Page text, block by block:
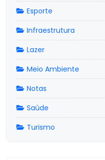
Esporte
Infraestrutura
Lazer
Meio Ambiente
Notas
Saúde
Turismo